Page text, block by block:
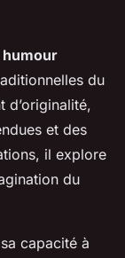
humour
du
d’originalité,
et des
il explore
du
capacité à